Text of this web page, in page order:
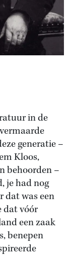
in de
generatie –
Kloos,
behoorden –
je had nog
dat was een
dat vóór
een zaak
benepen